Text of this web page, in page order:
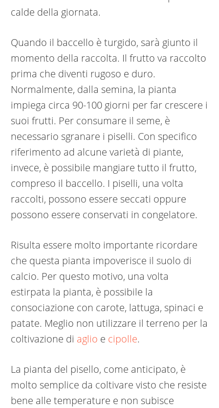
calde della giornata.
Quando il baccello è turgido, sarà giunto il
momento della raccolta. Il frutto va raccolto
prima che diventi rugoso e duro.
Normalmente, dalla semina, la pianta
impiega circa 90-100 giorni per far crescere i
suoi frutti. Per consumare il seme, è
necessario sgranare i piselli. Con specifico
riferimento ad alcune varietà di piante,
invece, è possibile mangiare tutto il frutto,
compreso il baccello. I piselli, una volta
raccolti, possono essere seccati oppure
possono essere conservati in congelatore.
Risulta essere molto importante ricordare
che questa pianta impoverisce il suolo di
calcio. Per questo motivo, una volta
estirpata la pianta, è possibile la
consociazione con carote, lattuga, spinaci e
patate. Meglio non utilizzare il terreno per la
coltivazione di aglio e cipolle.
La pianta del pisello, come anticipato, è
molto semplice da coltivare visto che resiste
bene alle temperature e non subisce